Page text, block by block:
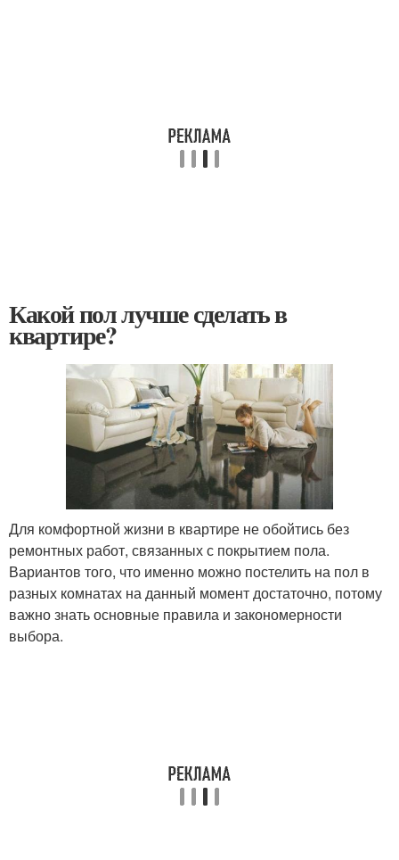
Какой пол лучше сделать в
квартире?
Для комфортной жизни в квартире не обойтись без
ремонтных работ, связанных с покрытием пола.
Вариантов того, что именно можно постелить на пол в
разных комнатах на данный момент достаточно, потому
важно знать основные правила и закономерности
выбора.